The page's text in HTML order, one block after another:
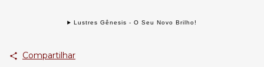
Lustres Gênesis - O Seu Novo Brilho!
Compartilhar